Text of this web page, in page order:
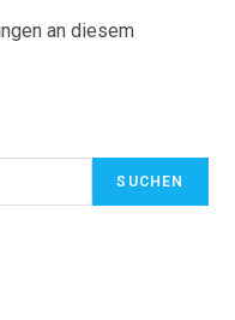
an diesem
SUCHEN